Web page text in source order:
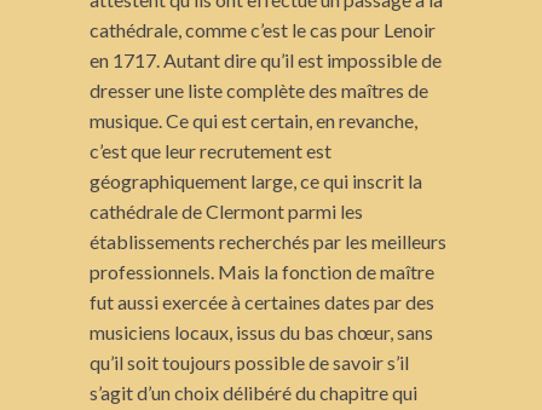
cathédrale, comme c’est le cas pour Lenoir
en 1717. Autant dire qu’il est impossible de
dresser une liste complète des maîtres de
musique. Ce qui est certain, en revanche,
c’est que leur recrutement est
géographiquement large, ce qui inscrit la
cathédrale de Clermont parmi les
établissements recherchés par les meilleurs
professionnels. Mais la fonction de maître
fut aussi exercée à certaines dates par des
musiciens locaux, issus du bas chœur, sans
qu’il soit toujours possible de savoir s’il
s’agit d’un choix délibéré du chapitre qui